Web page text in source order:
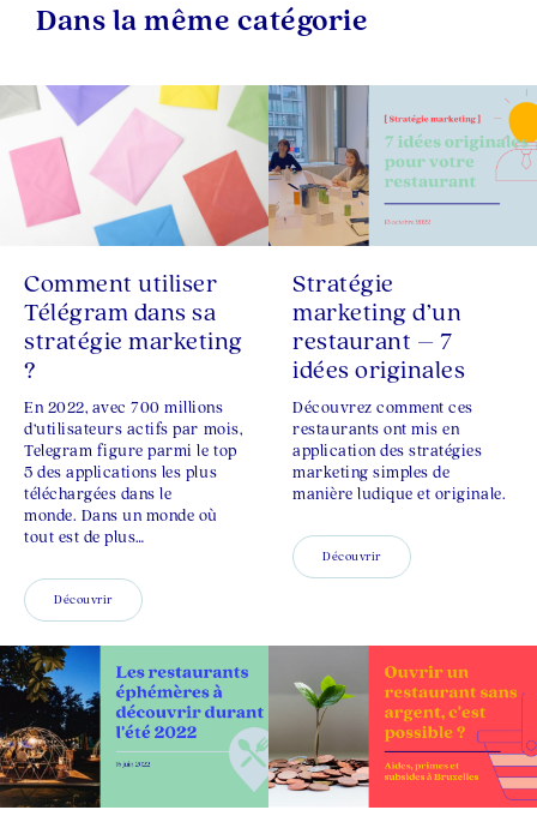
Dans la même catégorie
Comment utiliser
Télégram dans sa
stratégie marketing
?
En 2022, avec 700 millions
d’utilisateurs actifs par mois,
Telegram figure parmi le top
5 des applications les plus
téléchargées dans le
monde. Dans un monde où
tout est de plus…
Découvrir
Stratégie
marketing d’un
restaurant – 7
idées originales
Découvrez comment ces
restaurants ont mis en
application des stratégies
marketing simples de
manière ludique et originale.
Découvrir